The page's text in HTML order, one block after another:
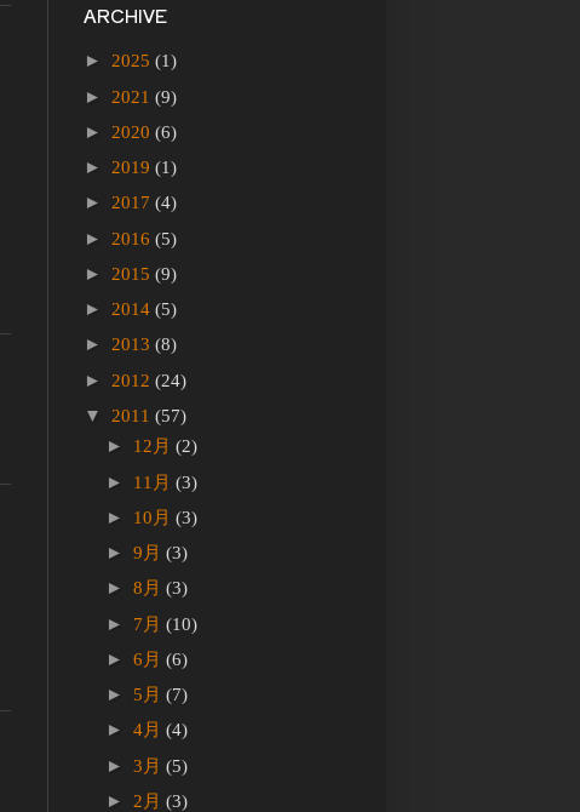
ARCHIVE
► 2025 (1)
► 2021 (9)
► 2020 (6)
► 2019 (1)
► 2017 (4)
► 2016 (5)
► 2015 (9)
► 2014 (5)
► 2013 (8)
► 2012 (24)
▼ 2011 (57)
► 12月 (2)
► 11月 (3)
► 10月 (3)
► 9月 (3)
► 8月 (3)
► 7月 (10)
► 6月 (6)
► 5月 (7)
► 4月 (4)
► 3月 (5)
► 2月 (3)